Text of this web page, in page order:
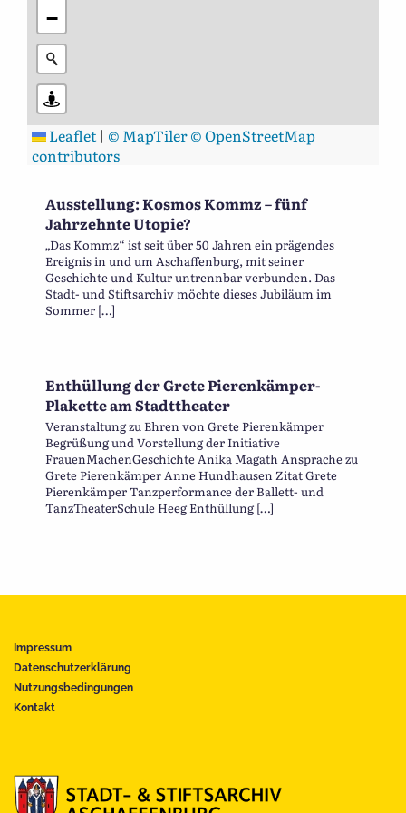
−
Leaflet | © MapTiler© OpenStreetMap
contributors
Ausstellung: Kosmos Kommz – fünf
Jahrzehnte Utopie?
„Das Kommz“ ist seit über 50 Jahren ein prägendes
Ereignis in und um Aschaffenburg, mit seiner
Geschichte und Kultur untrennbar verbunden. Das
Stadt- und Stiftsarchiv möchte dieses Jubiläum im
Sommer […]
Enthüllung der Grete Pierenkämper-
Plakette am Stadttheater
Veranstaltung zu Ehren von Grete Pierenkämper
Begrüßung und Vorstellung der Initiative
FrauenMachenGeschichte Anika Magath Ansprache zu
Grete Pierenkämper Anne Hundhausen Zitat Grete
Pierenkämper Tanzperformance der Ballett- und
TanzTheaterSchule Heeg Enthüllung […]
Impressum
Datenschutzerklärung
Nutzungsbedingungen
Kontakt